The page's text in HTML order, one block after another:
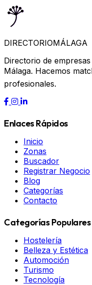
DIRECTORIOMÁLAGA
Directorio de
Málaga. Hacemos
profesionales.
Enlaces Rápidos
Inicio
Zonas
Buscador
Registrar Negocio
Blog
Categorías
Contacto
Categorías Populares
Hostelería
Belleza y Estética
Automoción
Turismo
Tecnología